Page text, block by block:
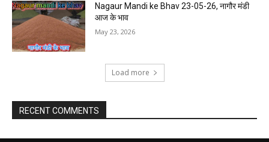
Nagaur Mandi ke Bhav 23-05-26, नागौर मंडी
आज के भाव
May 23, 2026
Load more
RECENT COMMENTS